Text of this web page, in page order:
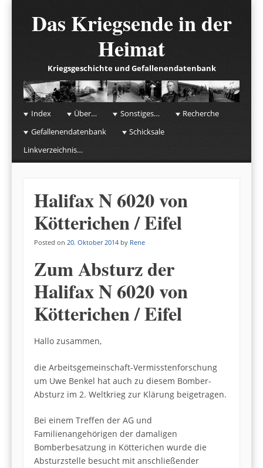
Das Kriegsende in der
Heimat
Kriegsgeschichte und Gefallenendatenbank
☰Menu
Skip to content
Index Über… Sonstiges…
Recherche
Gefallenendatenbank
Schicksale
Linkverzeichnis…
Halifax N 6020 von
Kötterichen / Eifel
Posted on 20. Oktober 2014 by Rene
Zum Absturz der
Halifax N 6020 von
Kötterichen / Eifel
Hallo zusammen,
die Arbeitsgemeinschaft-Vermisstenforschung
um Uwe Benkel hat auch zu diesem Bomber-
Absturz im 2. Weltkrieg zur Klärung beigetragen.
Bei einem Treffen der AG und
Familienangehörigen der damaligen
Bomberbesatzung in Kötterichen wurde die
Absturzstelle besucht mit anschließender